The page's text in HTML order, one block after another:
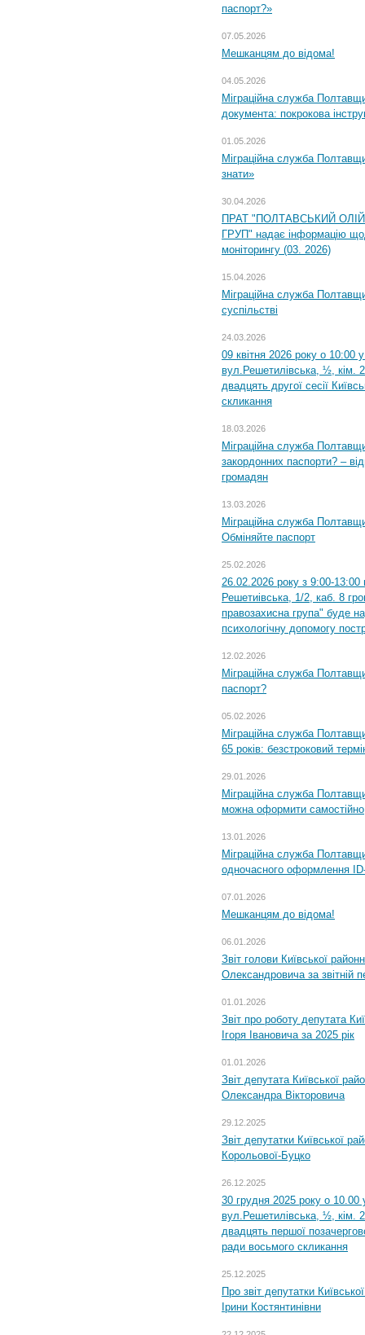
паспорт?»
07.05.2026
Мешканцям до відома!
04.05.2026
Міграційна служба
документа: покрокова
01.05.2026
Міграційна служба
знати»
30.04.2026
ПРАТ "ПОЛТАВСЬКИЙ
ГРУП" надає інформацію
моніторингу (03. 2026)
15.04.2026
Міграційна служба
суспільстві
24.03.2026
09 квітня 2026 року о 10:00
вул.Решетилівська, ½, кім.
двадцять другої сесії
скликання
18.03.2026
Міграційна служба
закордонних паспорти? –
громадян
13.03.2026
Міграційна служба
Обміняйте паспорт
25.02.2026
26.02.2026 року з 9:00-
Решетиівська, 1/2, каб. 8
правозахисна група" буде
психологічну допомогу
12.02.2026
Міграційна служба
паспорт?
05.02.2026
Міграційна служба
65 років: безстроковий
29.01.2026
Міграційна служба
можна оформити самостійно
13.01.2026
Міграційна служба
одночасного оформлення
07.01.2026
Мешканцям до відома!
06.01.2026
Звіт голови Київської
Олександровича за звітній
01.01.2026
Звіт про роботу депутата
Ігоря Івановича за 2025 рік
01.01.2026
Звіт депутата Київської
Олександра Вікторовича
29.12.2025
Звіт депутатки Київської
Корольової-Буцко
26.12.2025
30 грудня 2025 року о 10.00
вул.Решетилівська, ½, кім.
двадцять першої
ради восьмого скликання
25.12.2025
Про звіт депутатки
Ірини Костянтинівни